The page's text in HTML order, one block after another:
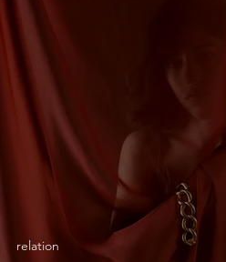
relation